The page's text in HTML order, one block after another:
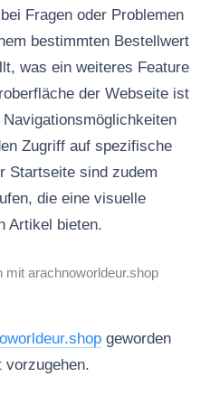
Fragen oder Problemen
bestimmten Bestellwert
was ein weiteres Feature
der Webseite ist
Zugriff auf spezifische
Startseite sind zudem
die eine visuelle
Artikel bieten.
mit arachnoworldeur.shop
geworden